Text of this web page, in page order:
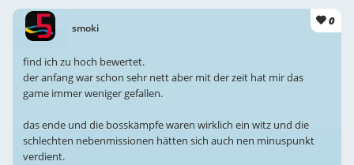
smoki
0
find ich zu hoch bewertet.
der anfang war schon sehr nett aber mit der zeit hat mir das
game immer weniger gefallen.
das ende und die bosskämpfe waren wirklich ein witz und die
schlechten nebenmissionen hätten sich auch nen minuspunkt
verdient.